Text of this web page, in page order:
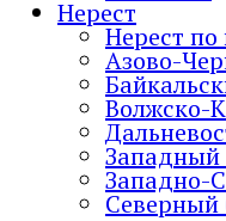
Нерест
Нерест
Азово-
Волжско-
Западный
Западно-
Северный